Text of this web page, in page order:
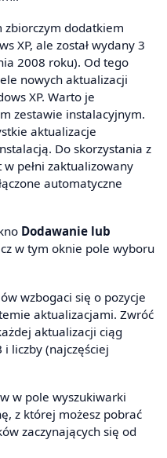
zbiorczym dodatkiem
XP, ale został wydany 3
2008 roku). Od tego
nowych aktualizacji
XP. Warto je
zestawie instalacyjnym.
aktualizacje
Do skorzystania z
pełni zaktualizowany
automatyczne
Dodawanie lub
w tym oknie pole wyboru
wzbogaci się o pozycje
aktualizacjami. Zwróć
aktualizacji ciąg
i liczby (najczęściej
w pole wyszukiwarki
z której możesz pobrać
zaczynających się od